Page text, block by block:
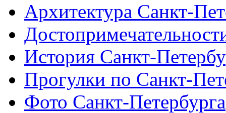
Архитектура Санкт-
История Санкт-
Прогулки по Санкт-
Фото Санкт-Петербурга